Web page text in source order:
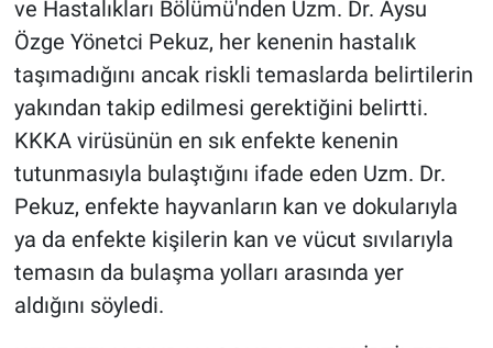
ve Hastalıkları Bölümü'nden Uzm. Dr. Aysu
Özge Yönetci Pekuz, her kenenin hastalık
taşımadığını ancak riskli temaslarda belirtilerin
yakından takip edilmesi gerektiğini belirtti.
KKKA virüsünün en sık enfekte kenenin
tutunmasıyla bulaştığını ifade eden Uzm. Dr.
Pekuz, enfekte hayvanların kan ve dokularıyla
ya da enfekte kişilerin kan ve vücut sıvılarıyla
temasın da bulaşma yolları arasında yer
aldığını söyledi.
Koronavirüs
Kültür Sanat
Ne demişti
Nedir
Popüler
Programlar